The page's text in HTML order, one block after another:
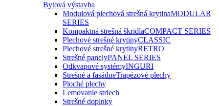
Bytová výstavba
Modulová plechová strešná krytinaMODULAR
SERIES
Kompaktná strešná škridlaCOMPACT SERIES
Plechové strešné krytinyCLASSIC
Plechové strešné krytinyRETRO
Strešné panelyPANEL SERIES
Odkvapové systémyINGURI
Strešné a fasádneTrapézové plechy
Ploché plechy
Lemovanie striech
Strešné doplnky